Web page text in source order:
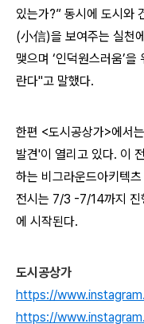
있는가?” 동시에 도시와
(小信)을 보여주는 실천
맺으며 ‘인덕원스러움’
란다"고 말했다.
한편 <도시공상가>에서
발견'이 열리고 있다. 이
하는 비그라운드아키텍
전시는 7/3 -7/14까지 진
에 시작된다.
도시공상가
https://
https://